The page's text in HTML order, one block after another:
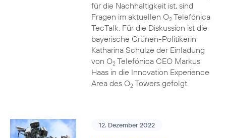
für die Nachhaltigkeit ist, sind
Fragen im aktuellen O2Telefónica
TecTalk. Für die Diskussion ist die
bayerische Grünen-Politikerin
Katharina Schulze der Einladung
von O2Telefónica CEO Markus
Haas in die Innovation Experience
Area des O2Towers gefolgt.
12. Dezember 2022